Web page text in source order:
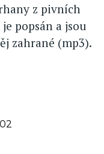
z pivních
popsán a jsou
zahrané (mp3).